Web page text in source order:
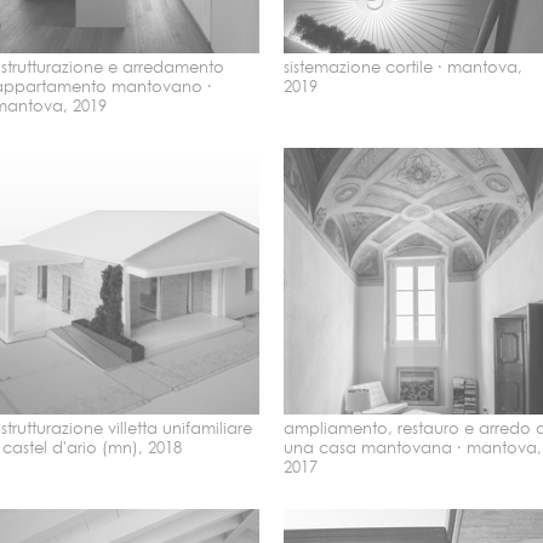
e arredamento
mantovano ·
2019
sistemazione cortile · mantova,
2019
villetta unifamiliare
castel d'ario (mn), 2018
ampliamento, restauro e arredo
una casa mantovana · mantova,
2017